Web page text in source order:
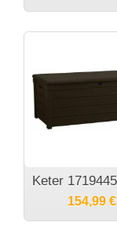
154,99 €